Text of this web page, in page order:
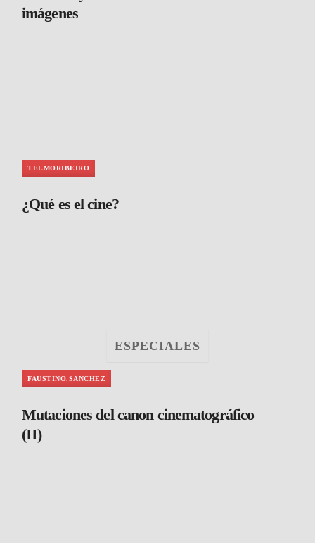
imágenes
TELMORIBEIRO
¿Qué es el cine?
ESPECIALES
FAUSTINO.SANCHEZ
Mutaciones del canon cinematográfico
(II)